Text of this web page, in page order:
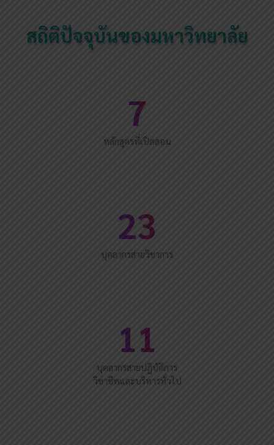
สถิติปัจจุบันของมหาวิทยาลัย
7
หลักสูตรที่เปิดสอน
23
บุคลากรสายวิชาการ
11
บุคลากรสายปฏิบัติการ
วิชาชีพและบริหารทั่วไป